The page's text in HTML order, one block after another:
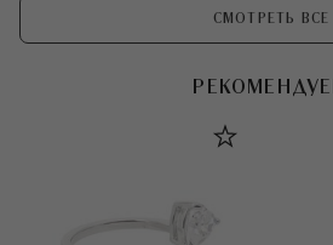
СМОТРЕТЬ ВСЕ